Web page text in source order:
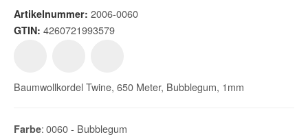
Artikelnummer: 2006-0060
GTIN: 4260721993579
Baumwollkordel Twine, 650 Meter, Bubblegum, 1mm
Farbe 0060 - Bubblegum